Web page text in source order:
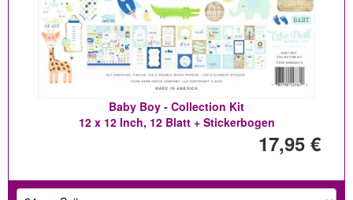
Baby Boy - Collection Kit
12 x 12 Inch, 12 Blatt + Stickerbogen
17,95 €